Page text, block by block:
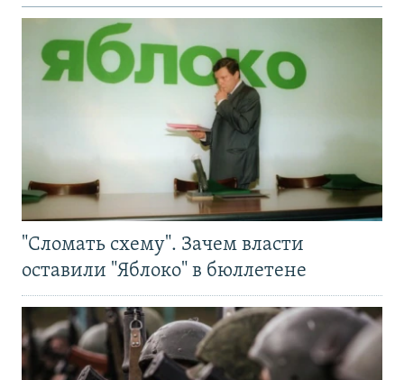
"Сломать схему". Зачем власти
оставили "Яблоко" в бюллетене